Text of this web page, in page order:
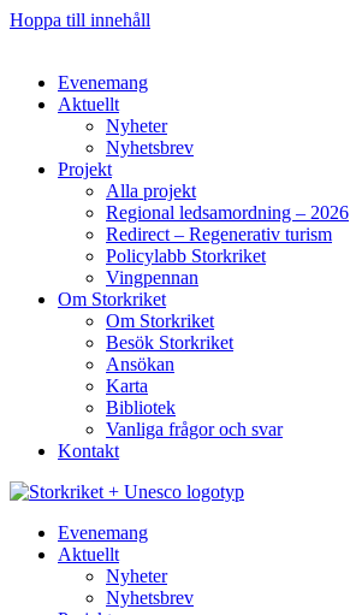
Hoppa till innehåll
Evenemang
Aktuellt
Nyheter
Nyhetsbrev
Projekt
Alla projekt
Regional ledsamordning – 2026
Redirect – Regenerativ turism
Policylabb Storkriket
Vingpennan
Om Storkriket
Om Storkriket
Besök Storkriket
Ansökan
Karta
Bibliotek
Vanliga frågor och svar
Kontakt
Evenemang
Aktuellt
Nyheter
Nyhetsbrev